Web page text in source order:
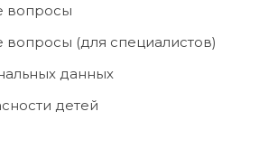
вопросы
вопросы (для специалистов)
данных
детей